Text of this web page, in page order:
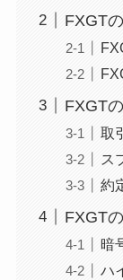
FXGT
FXGT
取
ス
約
FXGT
暗
ハ